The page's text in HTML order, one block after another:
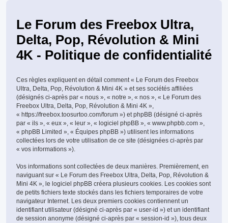
Le Forum des Freebox Ultra,
Delta, Pop, Révolution & Mini
4K - Politique de confidentialité
Ces règles expliquent en détail comment « Le Forum des Freebox
Ultra, Delta, Pop, Révolution & Mini 4K » et ses sociétés affiliées
(désignés ci-après par « nous », « notre », « nos », « Le Forum des
Freebox Ultra, Delta, Pop, Révolution & Mini 4K »,
« https://freebox.toosurtoo.com/forum ») et phpBB (désigné ci-après
par « ils », « eux », « leur », « logiciel phpBB », « www.phpbb.com »,
« phpBB Limited », « Équipes phpBB ») utilisent les informations
collectées lors de votre utilisation de ce site (désignées ci-après par
« vos informations »).
Vos informations sont collectées de deux manières. Premièrement, en
naviguant sur « Le Forum des Freebox Ultra, Delta, Pop, Révolution &
Mini 4K », le logiciel phpBB créera plusieurs cookies. Les cookies sont
de petits fichiers texte stockés dans les fichiers temporaires de votre
navigateur Internet. Les deux premiers cookies contiennent un
identifiant utilisateur (désigné ci-après par « user-id ») et un identifiant
de session anonyme (désigné ci-après par « session-id »), tous deux